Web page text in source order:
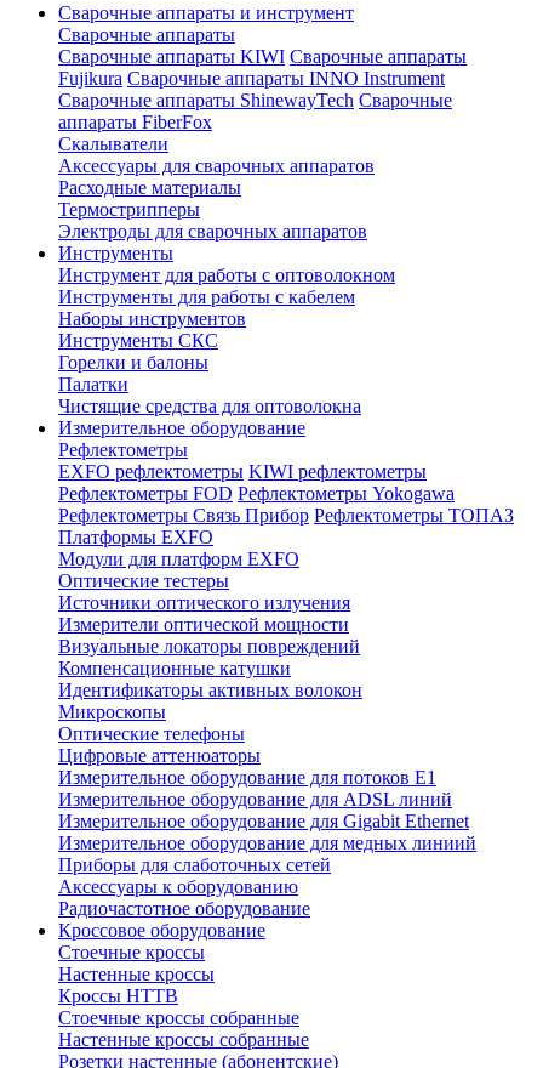
Сварочные аппараты и инструмент
Сварочные аппараты
Сварочные аппараты KIWI Сварочные аппараты
Fujikura Сварочные аппараты INNO Instrument
Сварочные аппараты ShinewayTech Cварочные
аппараты FiberFox
Скалыватели
Аксессуары для сварочных аппаратов
Расходные материалы
Термострипперы
Электроды для сварочных аппаратов
Инструменты
Инструмент для работы с оптоволокном
Инструменты для работы с кабелем
Наборы инструментов
Инструменты СКС
Горелки и балоны
Палатки
Чистящие средства для оптоволокна
Измерительное оборудование
Рефлектометры
EXFO рефлектометры KIWI рефлектометры
Рефлектометры FOD Рефлектометры Yokogawa
Рефлектометры Связь Прибор Рефлектометры ТОПАЗ
Платформы EXFO
Модули для платформ EXFO
Оптические тестеры
Источники оптического излучения
Измерители оптической мощности
Визуальные локаторы повреждений
Компенсационные катушки
Идентификаторы активных волокон
Микроскопы
Оптические телефоны
Цифровые аттенюаторы
Измерительное оборудование для потоков Е1
Измерительное оборудование для ADSL линий
Измерительное оборудование для Gigabit Ethernet
Измерительное оборудование для медных линиий
Приборы для слаботочных сетей
Аксессуары к оборудованию
Радиочастотное оборудование
Кроссовое оборудование
Стоечные кроссы
Настенные кроссы
Кроссы HTTB
Стоечные кроссы собранные
Настенные кроссы собранные
Розетки настенные (абонентские)